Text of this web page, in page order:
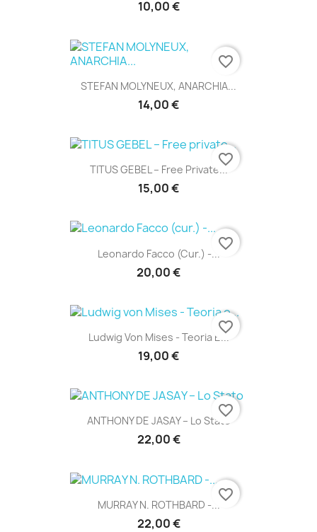
10,00 €
STEFAN MOLYNEUX, ANARCHIA...
14,00 €
favorite_border
TITUS GEBEL – Free Private...
15,00 €
favorite_border
Leonardo Facco (cur.) -...
20,00 €
favorite_border
Ludwig Von Mises - Teoria E...
19,00 €
favorite_border
ANTHONY DE JASAY – Lo Stato
22,00 €
favorite_border
MURRAY N. ROTHBARD -...
22,00 €
favorite_border